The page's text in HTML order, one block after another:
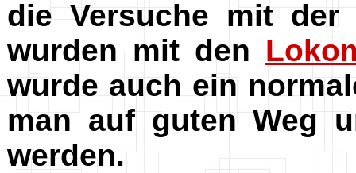
die Versuche mit der
wurden mit den
wurde auch ein
man auf guten Weg
werden.